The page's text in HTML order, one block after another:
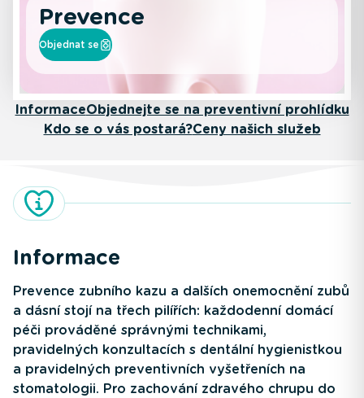
Prevence
Objednat se
InformaceObjednejte se na preventivní prohlídku
Kdo se o vás postará?Ceny našich služeb
Informace
Prevence zubního kazu a dalších onemocnění zubů
a dásní stojí na třech pilířích: každodenní domácí
péči prováděné správnými technikami,
pravidelných konzultacích s dentální hygienistkou
a pravidelných preventivních vyšetřeních na
stomatologii. Pro zachování zdravého chrupu do